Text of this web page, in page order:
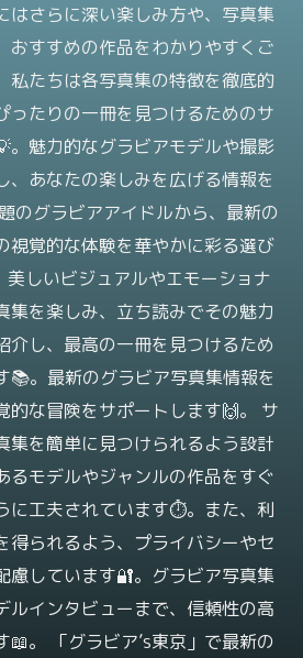
はさらに深い楽しみ方や、写真集
おすすめの作品をわかりやすくご
私たちは各写真集の特徴を徹底的
ったりの一冊を見つけるためのサ
。魅力的なグラビアモデルや撮影
、あなたの楽しみを広げる情報を
のグラビアアイドルから、最新の
視覚的な体験を華やかに彩る選び
美しいビジュアルやエモーショナ
集を楽しみ、立ち読みでその魅力
介し、最高の一冊を見つけるため
📚。最新のグラビア写真集情報を
的な冒険をサポートします🙌。 サ
集を簡単に見つけられるよう設計
るモデルやジャンルの作品をすぐ
に工夫されています⏱️。また、利
得られるよう、プライバシーやセ
慮しています🔐。グラビア写真集
ルインタビューまで、信頼性の高
📖。 「グラビア’s東京」で最新の